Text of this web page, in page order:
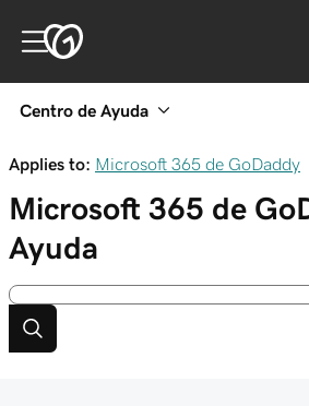
Centro de Ayuda
Applies to: Microsoft 365 de GoDaddy
Microsoft 365 de
Ayuda